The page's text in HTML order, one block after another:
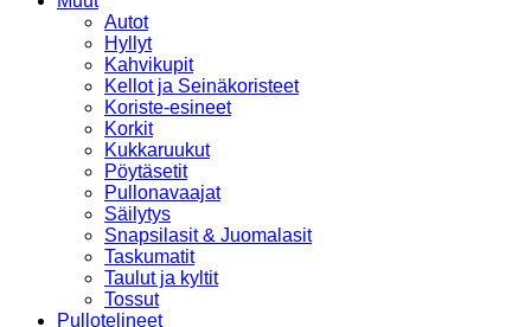
Autot
Hyllyt
Kahvikupit
Kellot ja Seinäkoristeet
Koriste-esineet
Korkit
Kukkaruukut
Pöytäsetit
Pullonavaajat
Säilytys
Snapsilasit & Juomalasit
Taskumatit
Taulut ja kyltit
Tossut
Pullotelineet